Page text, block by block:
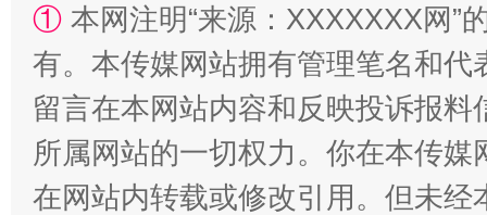
阿坝州三大球赛在茂县开幕 规模
① 本网注明“来源：XXXXXXX网”
有。本传媒网站拥有管理笔名和
留言在本网站内容和反映投诉报
所属网站的一切权力。你在本传
在网站内转载或修改引用。但未